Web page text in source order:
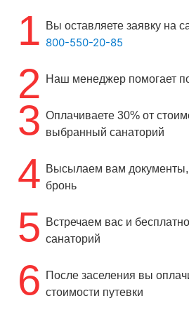
1 Вы оставляете заявку на
800-550-20-85
2 Наш менеджер помогает
3 Оплачиваете 30% от
выбранный санаторий
4 Высылаем вам
бронь
5
Встречаем вас и
санаторий
6
После заселения вы
стоимости путевки